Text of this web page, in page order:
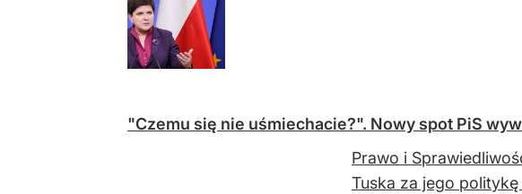
"Czemu się nie uśmiechacie?". Nowy spot PiS
Prawo i
Tuska za jego